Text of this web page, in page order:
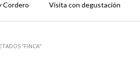
Cordero Visita con degustación
“FINCA”